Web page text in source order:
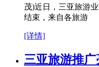
茂)近日，三亚旅游
结束，来自各旅游
[详情]
三亚旅游推